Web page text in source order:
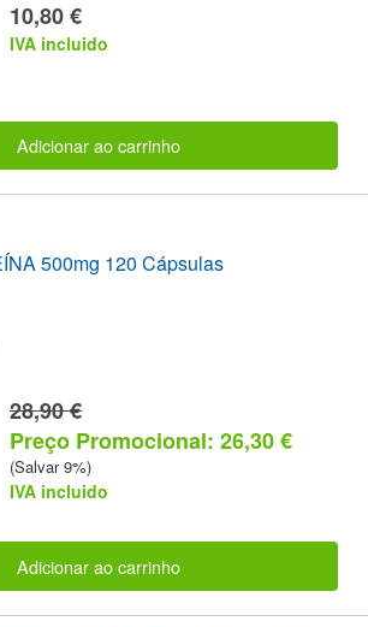
10,80 €
IVA incluido
Adicionar ao carrinho
500mg 120 Cápsulas
28,90 €
Preço Promocional: 26,30 €
(Salvar 9%)
IVA incluido
Adicionar ao carrinho